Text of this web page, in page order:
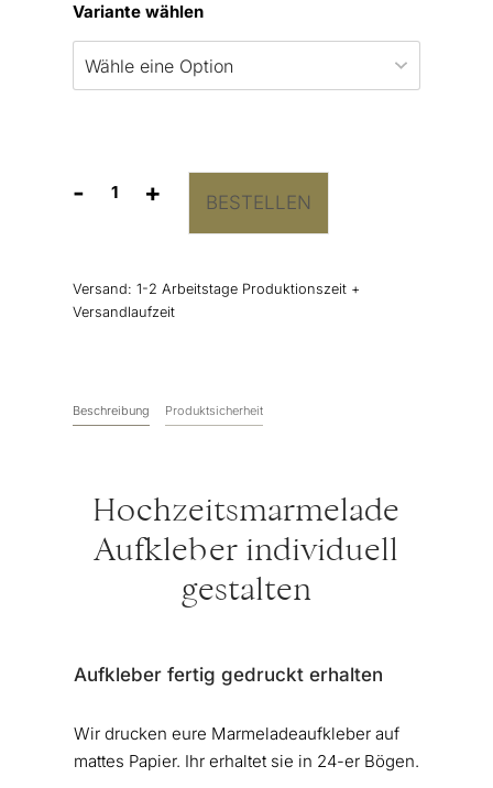
Variante wählen
-
Personalisierbare
+ BESTELLEN
Versand: 1-2 Arbeitstage Produktionszeit +
Versandlaufzeit
Beschreibung Produktsicherheit
Hochzeitsmarmelade
Aufkleber individuell
gestalten
Aufkleber fertig gedruckt erhalten
Wir drucken eure Marmeladeaufkleber auf
mattes Papier. Ihr erhaltet sie in 24-er Bögen.